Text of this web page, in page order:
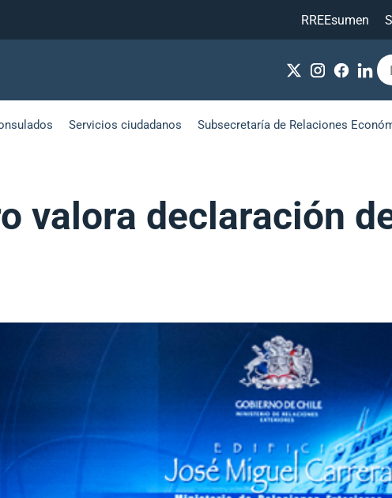
RREEsumen
Servicios ciudadanos Subsecretaría de Relaciones
valora declaración